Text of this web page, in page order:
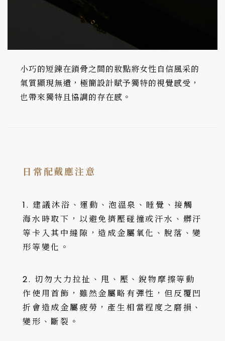
小巧的短鍊在鎖骨之間的妝點將女性自信風采的
氣質顯現無遺，極簡設計賦予獨特的視覺感受，
也帶來獨特且協調的存在感。
日常配戴應注意
1. 建議沐浴、運動、泡溫泉、睡覺、接觸
海水時取下，以避免擠壓碰撞或汗水、髒汙
等卡入其中縫隙，造成金屬氧化、脫落、變
形等變化。
2. 切勿大力拉扯、甩、壓、銳物摩擦等動
作使用首飾，雖然金屬略有彈性，但反覆凹
折會造成金屬疲勞，產生相當程度之磨損、
變形、斷裂。